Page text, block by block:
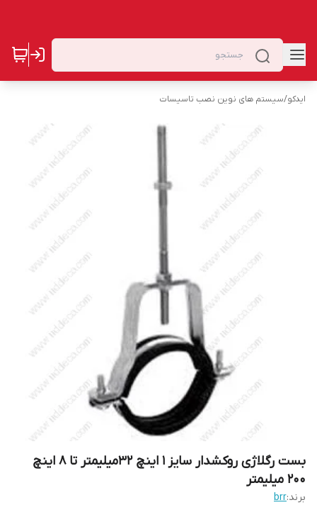
ایدکو/سیستم های نوین نصب تاسیسات
بست رگلاژی روکشدار سایز 1 اینچ 32میلیمتر تا 8 اینچ
200 میلیمتر
برند:brr